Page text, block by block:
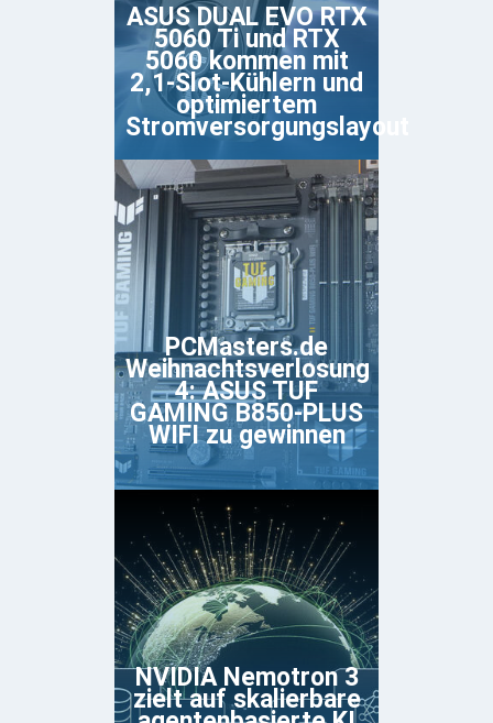
ASUS DUAL EVO RTX
5060 Ti und RTX
5060 kommen mit
2,1-Slot-Kühlern und
optimiertem
Stromversorgungslayout
PCMasters.de
Weihnachtsverlosung
4: ASUS TUF
GAMING B850-PLUS
WIFI zu gewinnen
NVIDIA Nemotron 3
zielt auf skalierbare